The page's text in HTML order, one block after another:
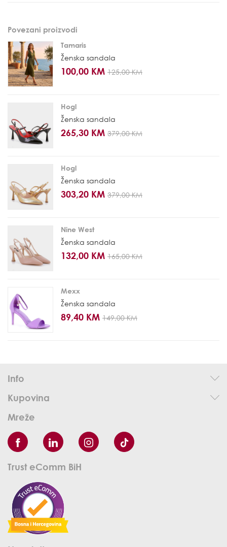
Povezani proizvodi
Tamaris
Ženska sandala
100,00 KM 125,00 KM
Hogl
Ženska sandala
265,30 KM 379,00 KM
Hogl
Ženska sandala
303,20 KM 379,00 KM
Nine West
Ženska sandala
132,00 KM 165,00 KM
Mexx
Ženska sandala
89,40 KM 149,00 KM
Info
Kupovina
Mreže
Trust eComm BiH